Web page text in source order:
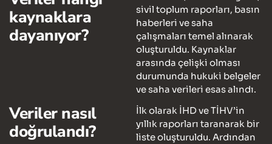
kaynaklara
dayanıyor?
sivil toplum raporları, basın
haberleri ve saha
çalışmaları temel alınarak
oluşturuldu. Kaynaklar
arasında çelişki olması
durumunda hukuki belgeler
ve saha verileri esas alındı.
Veriler nasıl
doğrulandı?
İlk olarak İHD ve TİHV’in
yıllık raporları taranarak bir
liste oluşturuldu. Ardından